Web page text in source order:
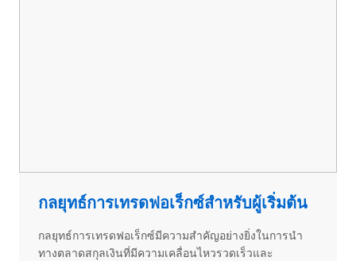
กลยุทธ์การเทรดฟอเร็กซ์สำหรับผู้เริ่มต้น
กลยุทธ์การเทรดฟอเร็กซ์มีความสำคัญอย่างยิ่งในการนำ
ทางตลาดสกุลเงินที่มีความเคลื่อนไหวรวดเร็วและ